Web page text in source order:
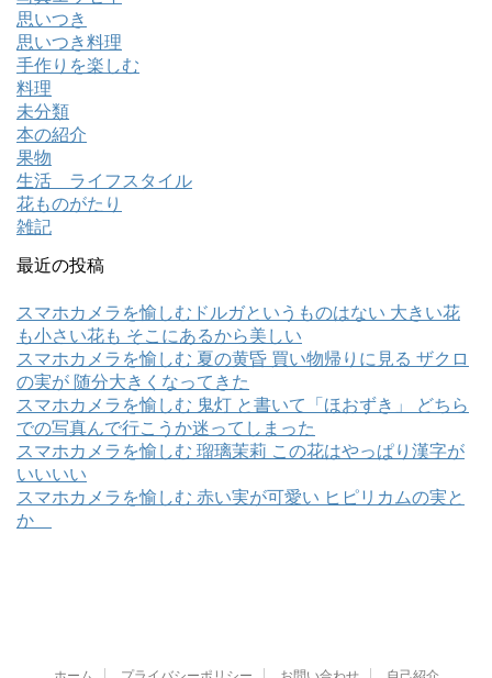
思いつき
思いつき料理
手作りを楽しむ
料理
未分類
本の紹介
果物
生活 ライフスタイル
花ものがたり
雑記
最近の投稿
スマホカメラを愉しむドルガというものはない 大きい花
も小さい花も そこにあるから美しい
スマホカメラを愉しむ 夏の黄昏 買い物帰りに見る ザクロ
の実が 随分大きくなってきた
スマホカメラを愉しむ 鬼灯 と書いて「ほおずき」 どちら
での写真んで行こうか迷ってしまった
スマホカメラを愉しむ 瑠璃茉莉 この花はやっぱり漢字が
いいいい
スマホカメラを愉しむ 赤い実が可愛い ヒピリカムの実と
か